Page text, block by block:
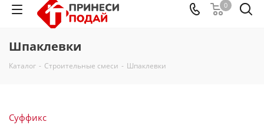
0
Шпаклевки
Каталог - Строительные смеси - Шпаклевки
Суффикс